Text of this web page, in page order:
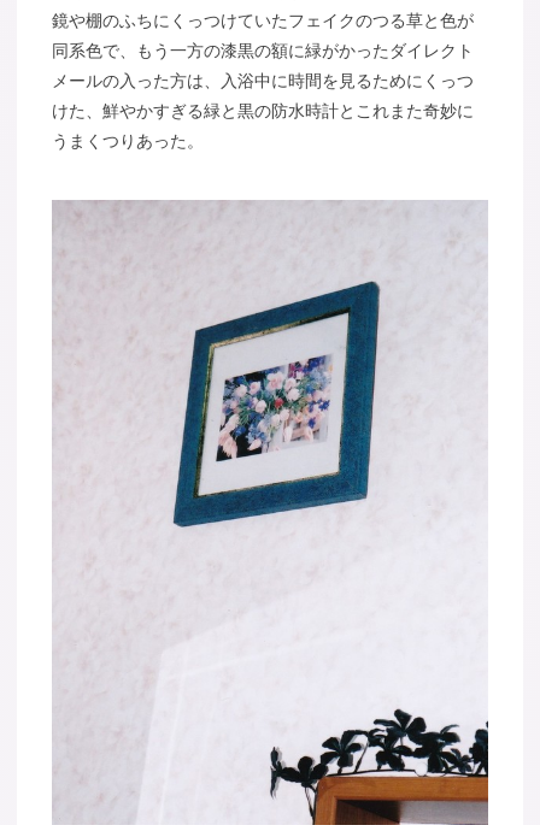
鏡や棚のふちにくっつけていたフェイクのつる草と色が
同系色で、もう一方の漆黒の額に緑がかったダイレクト
メールの入った方は、入浴中に時間を見るためにくっつ
けた、鮮やかすぎる緑と黒の防水時計とこれまた奇妙に
うまくつりあった。